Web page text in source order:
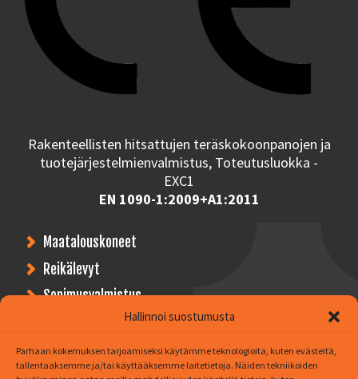
Hallinnoi suostumusta
Parhaan kokemuksen tarjoamiseksi käytämme teknologioita, kuten evästeitä,
tallentaaksemme ja/tai käyttääksemme laitetietoja. Näiden tekniikoiden
Rakenteellisten hitsattujen teräskokoonpanojen ja
tuotejärjestelmienvalmistus, Toteutusluokka -
EXC1
EN 1090-1:2009+A1:2011
Maatalouskoneet
Reikälevyt
Sopimusvalmistus
Asiakkaitamme
Yritys